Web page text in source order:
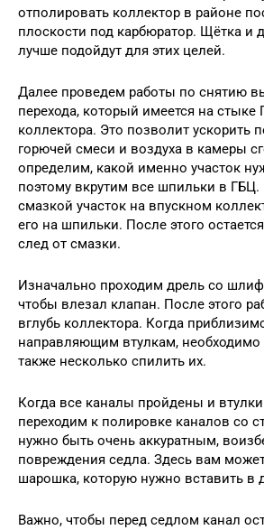
отполировать коллектор в районе
плоскости под карбюратор. Щётка и
лучше подойдут для этих целей.
Далее проведем работы по снятию
перехода, который имеется на стыке
коллектора. Это позволит ускорить
горючей смеси и воздуха в камеры
определим, какой именно участок
поэтому вкрутим все шпильки в
смазкой участок на впускном
его на шпильки. После этого
след от смазки.
Изначально проходим дрель со
чтобы влезал клапан. После этого
вглубь коллектора. Когда
направляющим втулкам, необходимо
также несколько спилить их.
Когда все каналы пройдены и
переходим к полировке каналов со
нужно быть очень аккуратным,
повреждения седла. Здесь вам
шарошка, которую нужно вставить в
Важно, чтобы перед седлом канал